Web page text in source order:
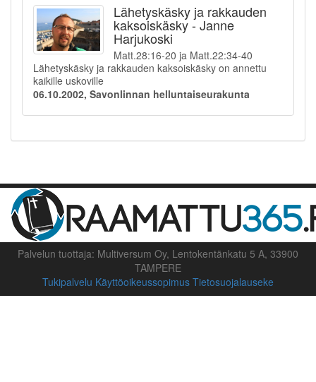
Lähetyskäsky ja rakkauden
kaksoiskäsky - Janne
Harjukoski
Matt.28:16-20 ja Matt.22:34-40
Lähetyskäsky ja rakkauden kaksoiskäsky on annettu
kaikille uskoville
06.10.2002, Savonlinnan helluntaiseurakunta
Palvelun tuottaja: Multiversum Oy, Lentokentänkatu 5 A, 33900
TAMPERE
Tukipalvelu Käyttöoikeussopimus Tietosuojalauseke